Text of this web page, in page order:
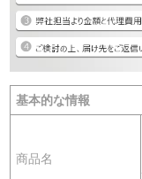
基本的な情報
商品名